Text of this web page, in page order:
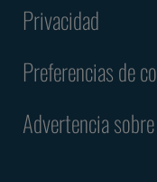
Privacidad
Preferencias de
Advertencia